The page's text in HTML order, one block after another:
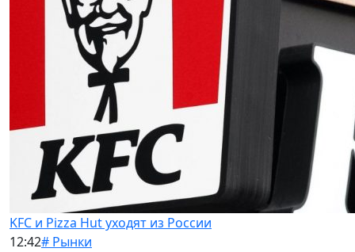
KFC и Pizza Hut уходят из России
12:42# Рынки